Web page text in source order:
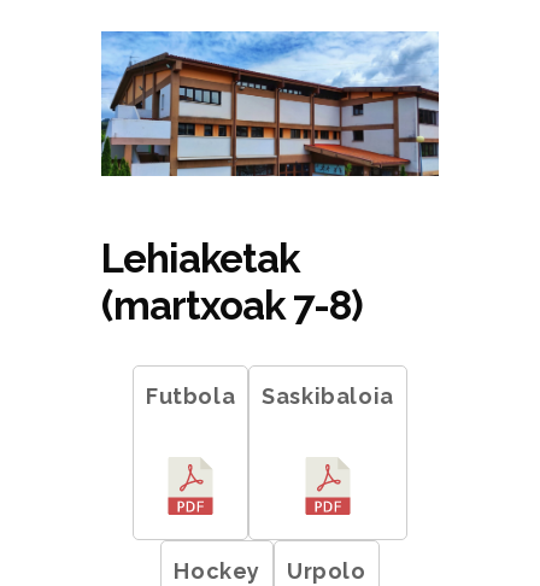
Lehiaketak
(martxoak 7-8)
Futbola Saskibaloia
Hockey Urpolo